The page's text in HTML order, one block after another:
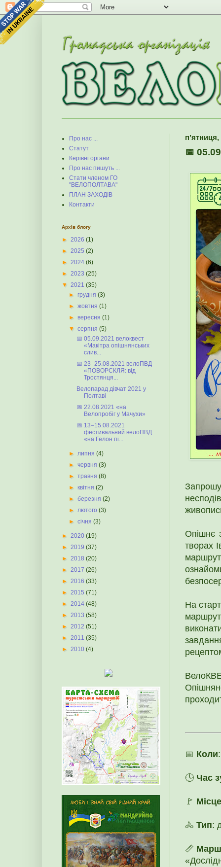
📅
Опішнє
творах
На
📅 Коли
🕓 Час
🚩
🚴 Тип:
📏
Про нас ...
Статут
Керівні органи
Про нас пишуть ...
Стати членом ГО
"ВЕЛОПОЛТАВА"
ПЛАН ЗАХОДІВ
Контакти
Архів блогу
► 2026 (1)
► 2025 (2)
► 2024 (6)
► 2023 (25)
▼ 2021 (35)
►грудня(3)
►жовтня(1)
►вересня(1)
▼серпня(5)
📅 05.09.2021 велоквест
«Макітра опішнянських
слив...
📅 23–25.08.2021 велоПВД
«ПОВОРСКЛЯ: від
Тростянця...
Велопарад дівчат 2021 у
Полтаві
📅 22.08.2021 «на
Велопробіг у Мачухи»
📅 13–15.08.2021
фестивальний велоПВД
«на Гелон пі...
►липня(4)
►червня(3)
►травня(8)
►квітня(2)
►березня(2)
►лютого(3)
►січня(3)
► 2020 (19)
► 2019 (37)
► 2018 (20)
► 2017 (26)
► 2016 (33)
► 2015 (71)
► 2014 (48)
► 2013 (58)
► 2012 (51)
► 2011 (35)
► 2010 (4)